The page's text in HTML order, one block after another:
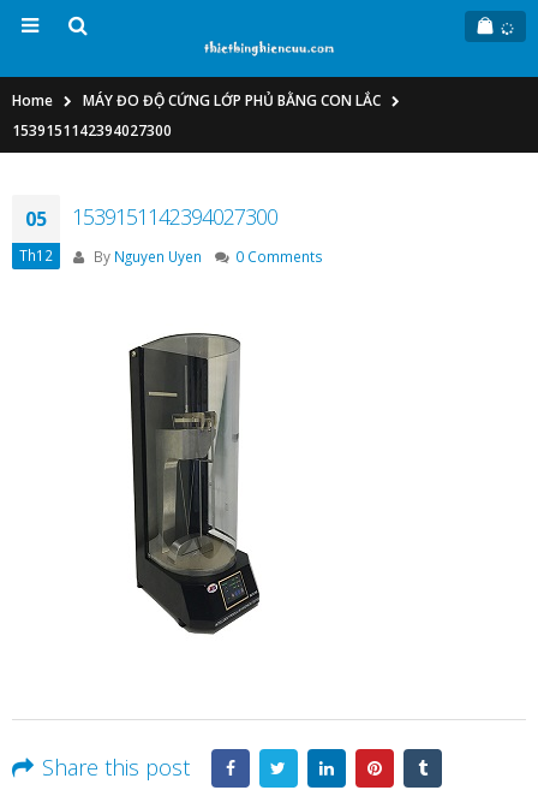
Home
MÁY ĐO ĐỘ CỨNG LỚP PHỦ BẰNG CON LẮC
1539151142394027300
05
Th12
1539151142394027300
By Nguyen Uyen 0 Comments
Share this post